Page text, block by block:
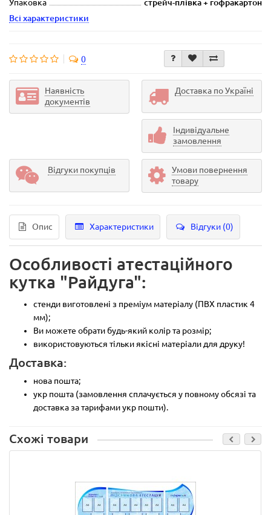
Упаковка
стрейч-плівка + гофракартон
Всі характеристики
0
Наявність
документів
Доставка по Україні
Індивідуальне
замовлення
Відгуки покупців
Умови повернення
товару
Опис Характеристики Відгуки (0)
Особливості атестаційного
кутка "Райдуга":
стенди виготовлені з преміум матеріалу (ПВХ пластик 4
мм);
Ви можете обрати будь-який колір та розмір;
використовуються тільки якісні матеріали для друку!
Доставка:
нова пошта;
укр пошта (замовлення сплачується у повному обсязі та
доставка за тарифами укр пошти).
Схожі товари